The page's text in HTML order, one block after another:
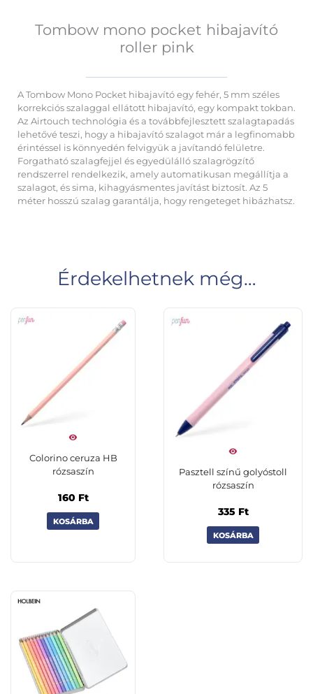
Tombow mono pocket hibajavító
roller pink
A Tombow Mono Pocket hibajavító egy fehér, 5 mm széles
korrekciós szalaggal ellátott hibajavító, egy kompakt tokban.
Az Airtouch technológia és a továbbfejlesztett szalagtapadás
lehetővé teszi, hogy a hibajavító szalagot már a legfinomabb
érintéssel is könnyedén felvigyük a javítandó felületre.
Forgatható szalagfejjel és egyedülálló szalagrögzítő
rendszerrel rendelkezik, amely automatikusan megállítja a
szalagot, és sima, kihagyásmentes javítást biztosít. Az 5
méter hosszú szalag garantálja, hogy rengeteget hibázhatsz.
Érdekelhetnek még…
Colorino ceruza HB
rózsaszín
160 Ft
KOSÁRBA
Pasztell színű golyóstoll
rózsaszín
335 Ft
KOSÁRBA